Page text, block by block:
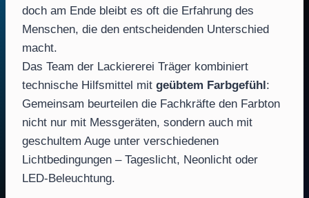
doch am Ende bleibt es oft die Erfahrung des
Menschen, die den entscheidenden Unterschied
macht.
Das Team der Lackiererei Träger kombiniert
technische Hilfsmittel mit geübtem Farbgefühl:
Gemeinsam beurteilen die Fachkräfte den Farbton
nicht nur mit Messgeräten, sondern auch mit
geschultem Auge unter verschiedenen
Lichtbedingungen – Tageslicht, Neonlicht oder
LED-Beleuchtung.